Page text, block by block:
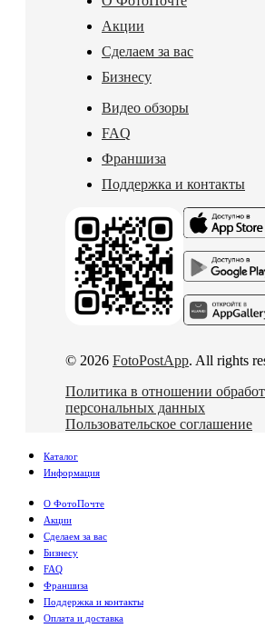
Акции
Сделаем за вас
Бизнесу
Видео обзоры
FAQ
Франшиза
Поддержка и контакты
© 2026 FotoPostApp. All rights
Политика в отношении
персональных данных
Пользовательское соглашение
Каталог
Информация
О ФотоПочте
Акции
Сделаем за вас
Бизнесу
FAQ
Франшиза
Поддержка и контакты
Оплата и доставка